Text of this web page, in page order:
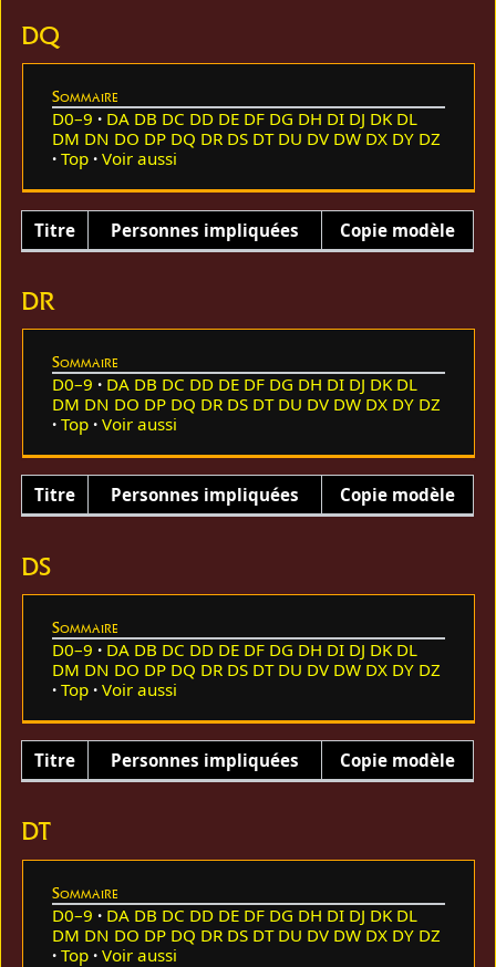
DQ
Sommaire
D0–9 DA DB DC DD DE DF DG DH DI DJ DK DL
DM DN DO DP DQ DR DS DT DU DV DW DX DY DZ
Top
Voir aussi
Titre Personnes impliquées Copie modèle
DR
Sommaire
D0–9 DA DB DC DD DE DF DG DH DI DJ DK DL
DM DN DO DP DQ DR DS DT DU DV DW DX DY DZ
Top
Voir aussi
Titre Personnes impliquées Copie modèle
DS
Sommaire
D0–9 DA DB DC DD DE DF DG DH DI DJ DK DL
DM DN DO DP DQ DR DS DT DU DV DW DX DY DZ
Top
Voir aussi
Titre Personnes impliquées Copie modèle
DT
Sommaire
D0–9 DA DB DC DD DE DF DG DH DI DJ DK DL
DM DN DO DP DQ DR DS DT DU DV DW DX DY DZ
Top
Voir aussi